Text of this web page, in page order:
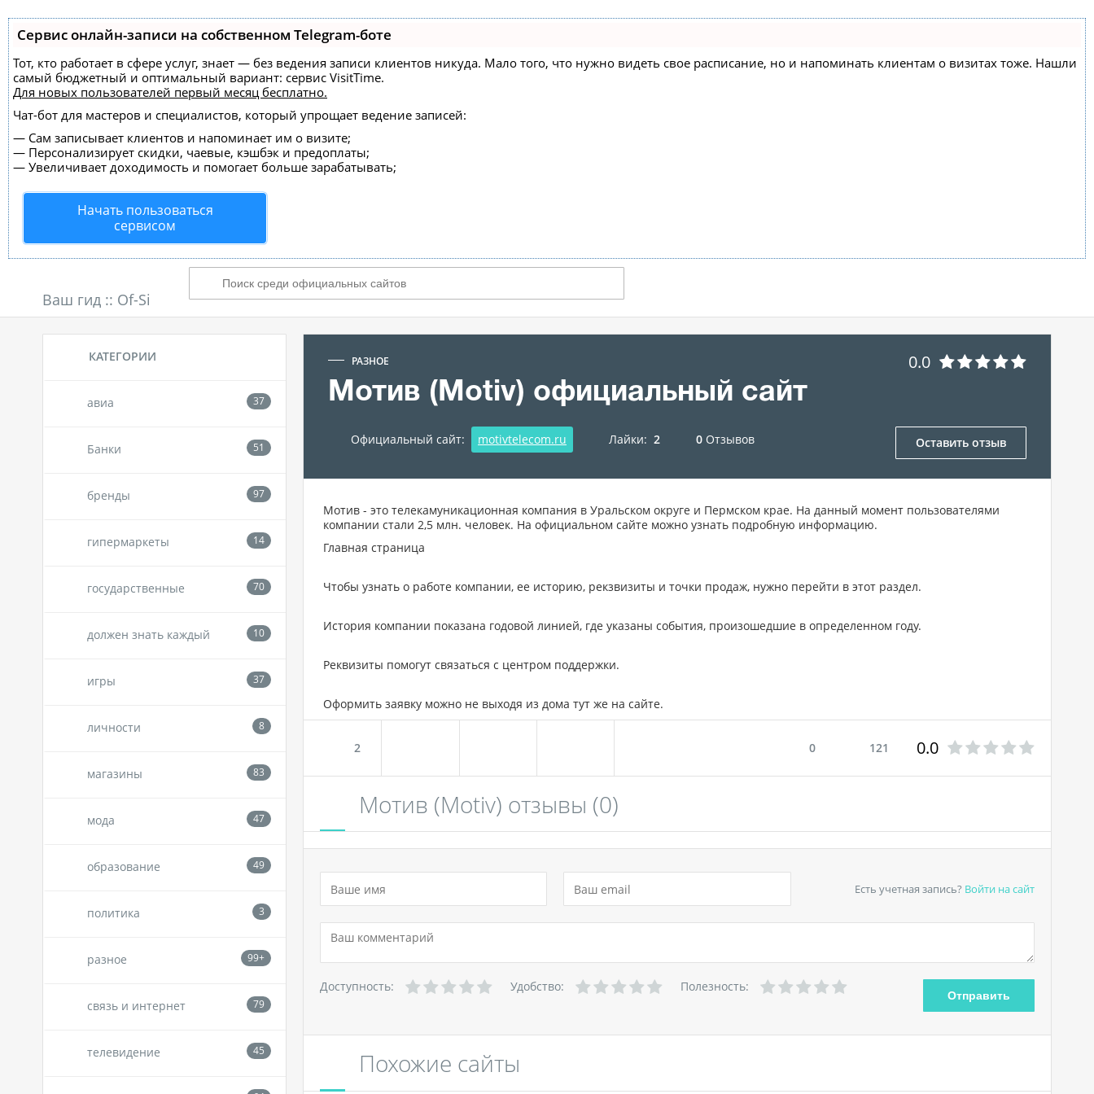
Сервис онлайн-записи на собственном Telegram-боте
Тот, кто работает в сфере услуг, знает — без ведения записи клиентов никуда. Мало того, что нужно видеть свое расписание, но и напоминать клиентам о визитах тоже. Нашли
самый бюджетный и оптимальный вариант: сервис VisitTime.
Для новых пользователей первый месяц бесплатно.
Чат-бот для мастеров и специалистов, который упрощает ведение записей:
— Сам записывает клиентов и напоминает им о визите;
— Персонализирует скидки, чаевые, кэшбэк и предоплаты;
— Увеличивает доходимость и помогает больше зарабатывать;
Начать пользоваться
сервисом
Ваш гид :: Of-Si
КАТЕГОРИИ
авиа
Банки
бренды
гипермаркеты
государственные
должен знать каждый
игры
личности
магазины
мода
образование
политика
разное
связь и интернет
телевидение
0.0
РАЗНОЕ
Мотив (Motiv) официальный сайт
Официальный сайт: motivtelecom.ru Лайки: 2 0 Отзывов Оставить отзыв
Мотив - это телекамуникационная компания в Уральском округе и Пермском крае. На данный момент пользователями
компании стали 2,5 млн. человек. На официальном сайте можно узнать подробную информацию.
Главная страница
Чтобы узнать о работе компании, ее историю, рекзвизиты и точки продаж, нужно перейти в этот раздел.
История компании показана годовой линией, где указаны события, произошедшие в определенном году.
Реквизиты помогут связаться с центром поддержки.
Оформить заявку можно не выходя из дома тут же на сайте.
2 0 121 0.0
Мотив (Motiv) отзывы (0)
Есть учетная запись? Войтина сайт
Доступность: Удобство: Полезность:
Похожие сайты